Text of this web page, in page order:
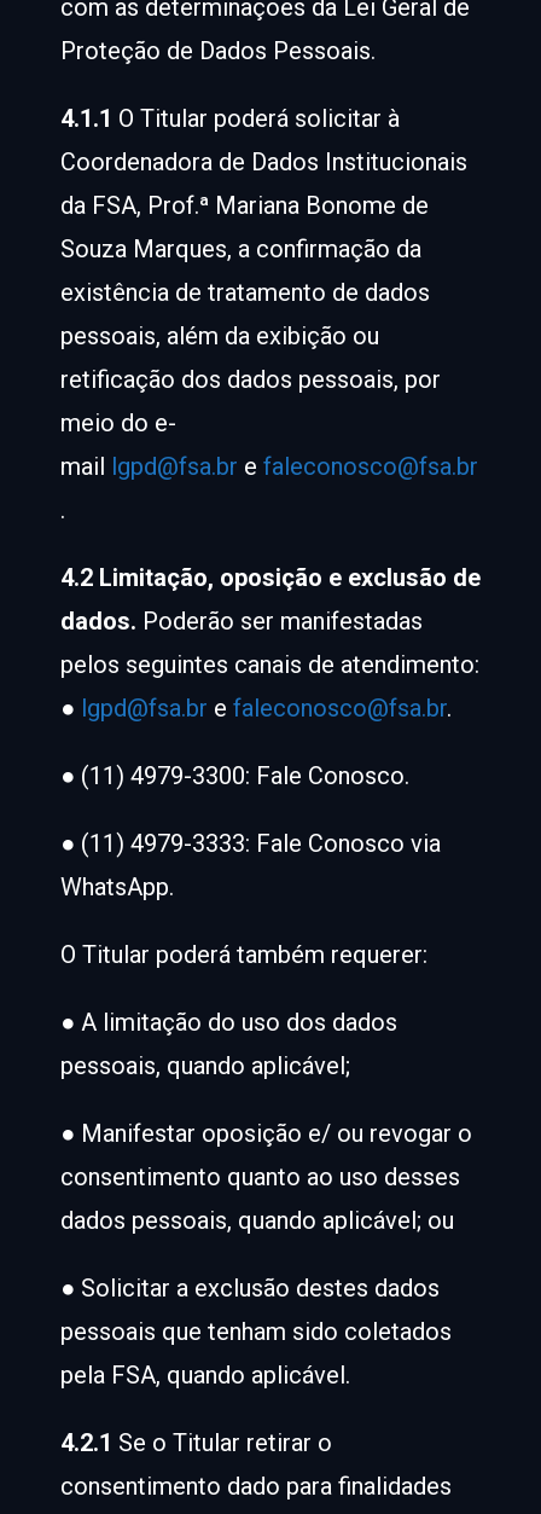
com as determinações da Lei Geral de
Proteção de Dados Pessoais.
4.1.1 O Titular poderá solicitar à
Coordenadora de Dados Institucionais
da FSA, Prof.ª Mariana Bonome de
Souza Marques, a confirmação da
existência de tratamento de dados
pessoais, além da exibição ou
retificação dos dados pessoais, por
meio do e-
mail lgpd@fsa.br e faleconosco@fsa.br
.
4.2 Limitação, oposição e exclusão de
dados. Poderão ser manifestadas
pelos seguintes canais de atendimento:
● lgpd@fsa.br e faleconosco@fsa.br.
● (11) 4979-3300: Fale Conosco.
● (11) 4979-3333: Fale Conosco via
WhatsApp.
O Titular poderá também requerer:
● A limitação do uso dos dados
pessoais, quando aplicável;
● Manifestar oposição e/ ou revogar o
consentimento quanto ao uso desses
dados pessoais, quando aplicável; ou
● Solicitar a exclusão destes dados
pessoais que tenham sido coletados
pela FSA, quando aplicável.
4.2.1 Se o Titular retirar o
consentimento dado para finalidades